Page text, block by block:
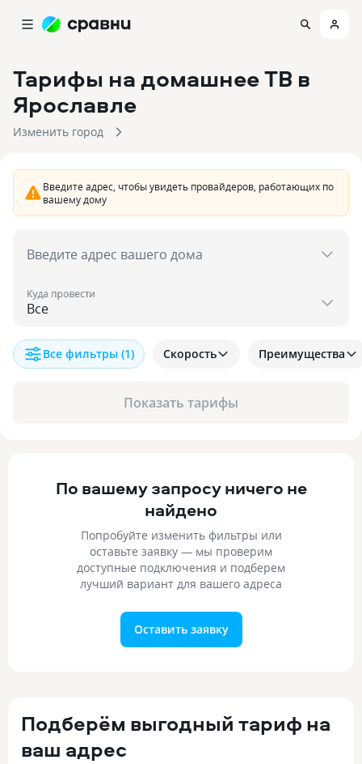
Тарифы на домашнее ТВ в
Ярославле
Изменить город
Введите адрес, чтобы увидеть провайдеров, работающих по
вашему дому
Введите адрес вашего дома
Куда провести
Показать тарифы
Все фильтры (1) Скорость Преимущества
По вашему запросу ничего не
найдено
Попробуйте изменить фильтры или
оставьте заявку — мы проверим
доступные подключения и подберем
лучший вариант для вашего адреса
Оставить заявку
Подберём выгодный тариф на
ваш адрес